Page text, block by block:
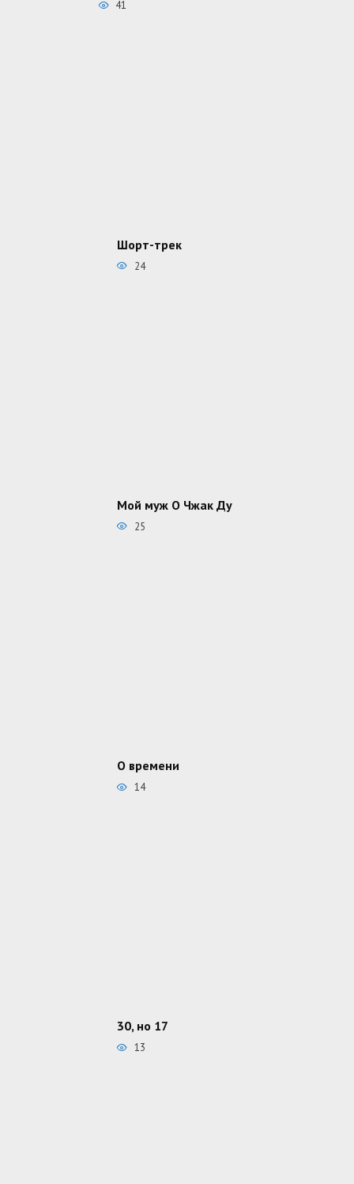
41
Шорт-трек
24
Мой муж О Чжак Ду
25
О времени
14
30, но 17
13